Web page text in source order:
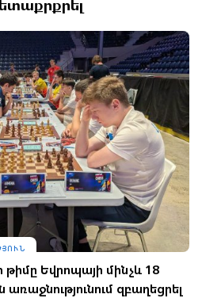
Եվրոպայի մինչև 18
զբաղեցրել